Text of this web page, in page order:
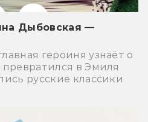
Дыбовская —
героиня узнаёт о
в Эмиля
русские классики